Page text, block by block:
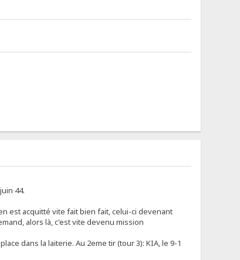
44.
est acquitté vite fait bien fait, celui-ci devenant
alors là, c'est vite devenu mission
dans la laiterie. Au 2eme tir (tour 3): KIA, le 9-1